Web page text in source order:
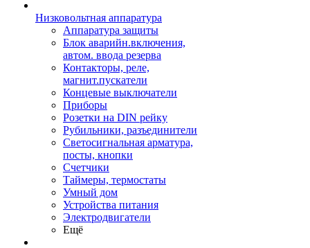
Низковольтная аппаратура
Аппаратура защиты
Блок аварийн.включения,
автом. ввода резерва
Контакторы, реле,
магнит.пускатели
Концевые выключатели
Приборы
Розетки на DIN рейку
Рубильники, разъединители
Светосигнальная арматура,
посты, кнопки
Счетчики
Таймеры, термостаты
Умный дом
Устройства питания
Электродвигатели
Ещё